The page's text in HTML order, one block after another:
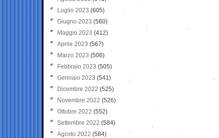
Luglio 2023 (605)
Giugno 2023 (560)
Maggio 2023 (412)
Aprile 2023 (567)
Marzo 2023 (506)
Febbraio 2023 (505)
Gennaio 2023 (541)
Dicembre 2022 (525)
Novembre 2022 (526)
Ottobre 2022 (552)
Settembre 2022 (584)
Agosto 2022 (584)